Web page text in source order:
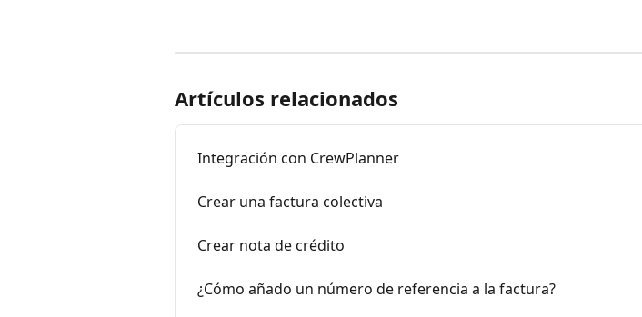
Artículos relacionados
Integración con CrewPlanner
Crear una factura colectiva
Crear nota de crédito
¿Cómo añado un número de referencia a la factura?